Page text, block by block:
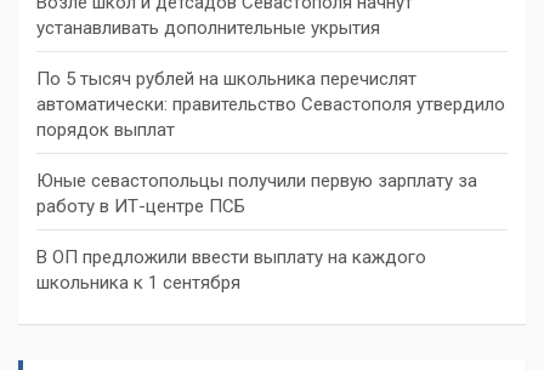
устанавливать дополнительные укрытия
По 5 тысяч рублей на школьника перечислят
автоматически: правительство Севастополя утвердило
порядок выплат
Юные севастопольцы получили первую зарплату за
работу в ИТ-центре ПСБ
В ОП предложили ввести выплату на каждого
школьника к 1 сентября